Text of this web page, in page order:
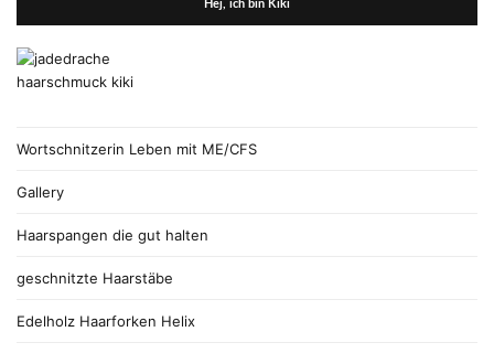
Hej, ich bin Kiki
Wortschnitzerin Leben mit ME/CFS
Gallery
Haarspangen die gut halten
geschnitzte Haarstäbe
Edelholz Haarforken Helix